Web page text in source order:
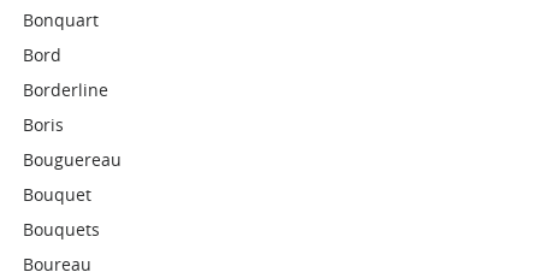
Bonquart
Bord
Borderline
Boris
Bouguereau
Bouquet
Bouquets
Boureau